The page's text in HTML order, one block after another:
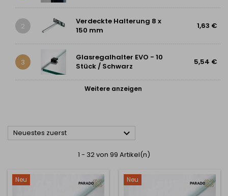
2
Verdeckte Halterung 8 x
150 mm
1,63 €
3
Glasregalhalter EVO - 10
Stück / Schwarz
5,54 €
Weitere anzeigen
Neuestes zuerst 
1 - 32 von 99 Artikel(n)
Neu Neu